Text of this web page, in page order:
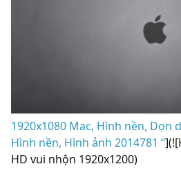
1920x1080 Mac, Hình nền, Dọn
Hình nền, Hình ảnh 2014781 “
HD vui nhộn 1920x1200)